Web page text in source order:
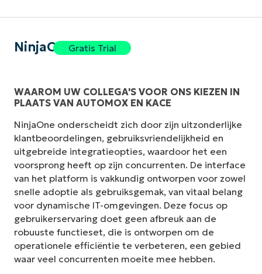
NinjaOneGratis Trial
WAAROM UW COLLEGA'S VOOR ONS KIEZEN IN
PLAATS VAN AUTOMOX EN KACE
NinjaOne onderscheidt zich door zijn uitzonderlijke
klantbeoordelingen, gebruiksvriendelijkheid en
uitgebreide integratieopties, waardoor het een
voorsprong heeft op zijn concurrenten. De interface
van het platform is vakkundig ontworpen voor zowel
snelle adoptie als gebruiksgemak, van vitaal belang
voor dynamische IT-omgevingen. Deze focus op
gebruikerservaring doet geen afbreuk aan de
robuuste functieset, die is ontworpen om de
operationele efficiëntie te verbeteren, een gebied
waar veel concurrenten moeite mee hebben.